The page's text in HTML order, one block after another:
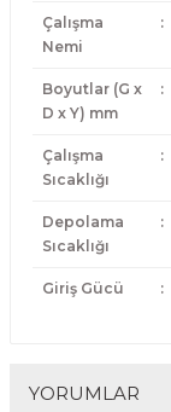
Çalışma
Nemi
:
Boyutlar (G x
D x Y) mm
:
Çalışma
Sıcaklığı
:
Depolama
Sıcaklığı
:
Giriş Gücü :
YORUMLAR